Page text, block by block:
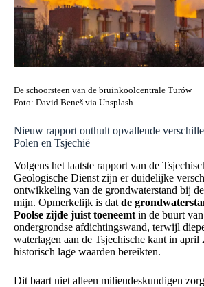
De schoorsteen van de bruinkoolcentrale Turów
Foto: David Beneš via Unsplash
Nieuw rapport onthult opvallende
Polen en Tsjechië
Volgens het laatste rapport van de
Geologische Dienst zijn er duidelijke
ontwikkeling van de grondwaterstand bij
mijn. Opmerkelijk is dat de
Poolse zijde juist toeneemt in de buurt
ondergrondse afdichtingswand, terwijl
waterlagen aan de Tsjechische kant in april
historisch lage waarden bereikten.
Dit baart niet alleen milieudeskundigen